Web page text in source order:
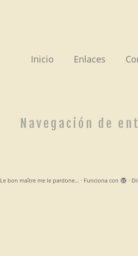
Inicio Enlaces
Navegación de
Le bon maître me le pardone... · Funciona con ·